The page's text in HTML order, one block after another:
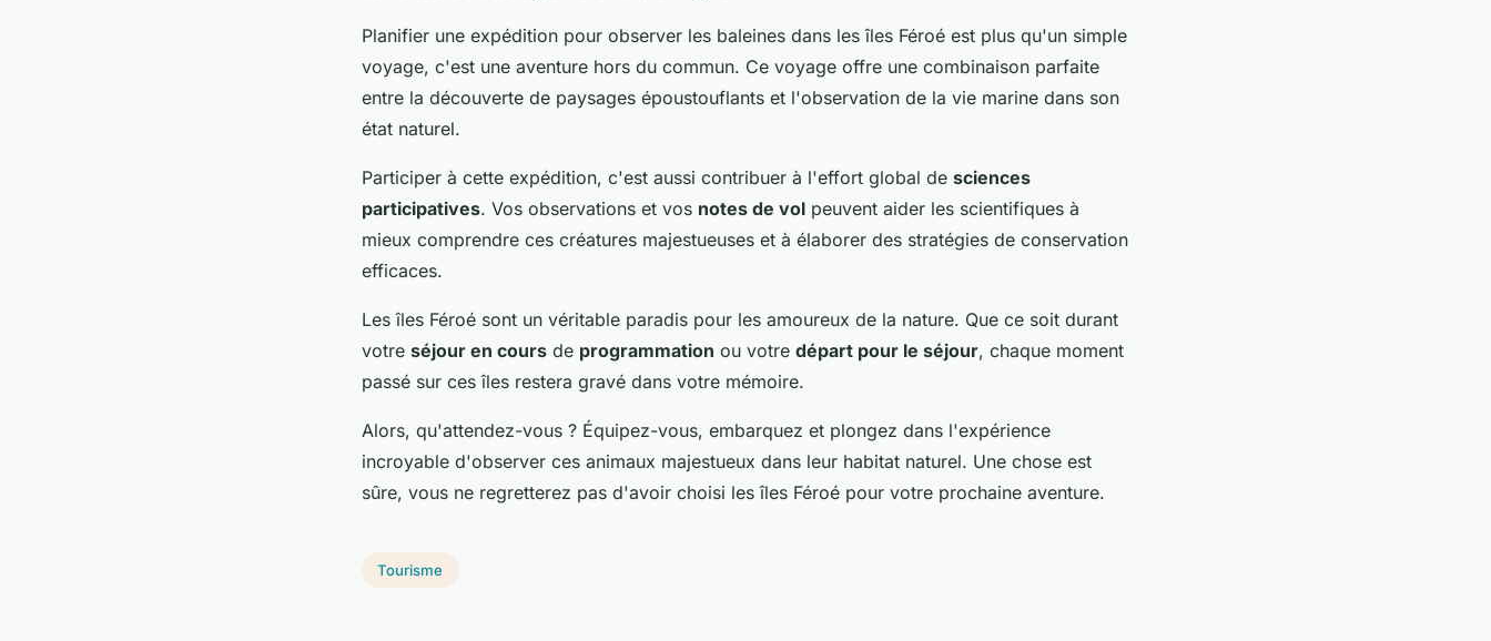
Planifier une expédition pour observer les baleines dans les îles Féroé est plus qu'un simple
voyage, c'est une aventure hors du commun. Ce voyage offre une combinaison parfaite
entre la découverte de paysages époustouflants et l'observation de la vie marine dans son
état naturel.
Participer à cette expédition, c'est aussi contribuer à l'effort global de sciences
participatives. Vos observations et vos notes de vol peuvent aider les scientifiques à
mieux comprendre ces créatures majestueuses et à élaborer des stratégies de conservation
efficaces.
Les îles Féroé sont un véritable paradis pour les amoureux de la nature. Que ce soit durant
votre séjour en cours de programmation ou votre départ pour le séjour, chaque moment
passé sur ces îles restera gravé dans votre mémoire.
Alors, qu'attendez-vous ? Équipez-vous, embarquez et plongez dans l'expérience
incroyable d'observer ces animaux majestueux dans leur habitat naturel. Une chose est
sûre, vous ne regretterez pas d'avoir choisi les îles Féroé pour votre prochaine aventure.
Tourisme